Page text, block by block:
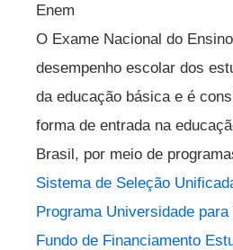
Enem
O Exame Nacional do
desempenho escolar dos
da educação básica e é
forma de entrada na
Brasil, por meio de
Sistema de Seleção
Programa Universidade para
Fundo de Financiamento